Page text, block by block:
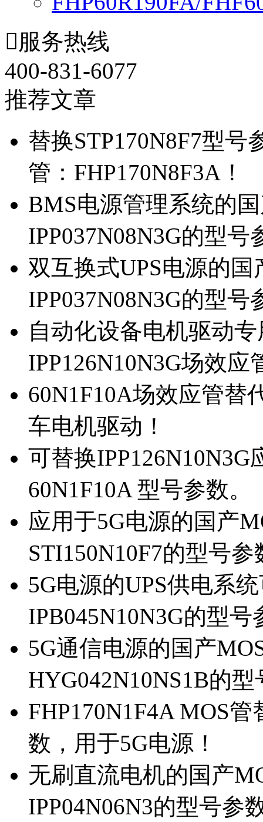
服务热线
400-831-6077
推荐文章
替换STP170N8F7型
管：FHP170N8F3A！
BMS电源管理系统的
IPP037N08N3G的型号
双互换式UPS电源的
IPP037N08N3G的型号
自动化设备电机驱动
IPP126N10N3G场效应
60N1F10A场效应管替
车电机驱动！
可替换
60N1F10A 型号参数。
应用于5G电源的国产
STI150N10F7的型号参
5G电源的UPS供电系
IPB045N10N3G的型号
5G通信电源的国产
HYG042N10NS1B的
FHP170N1F4A MOS
数，用于5G电源！
无刷直流电机的国产
IPP04N06N3的型号参